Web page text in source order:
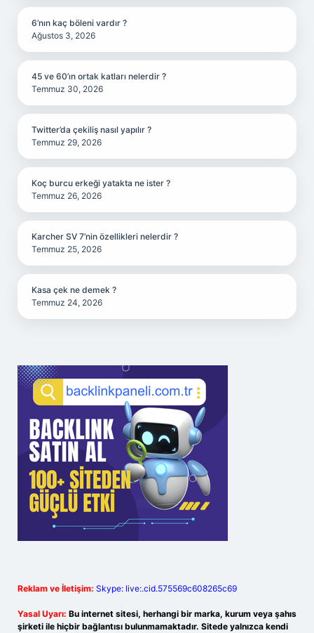
6’nın kaç böleni vardır ?
Ağustos 3, 2026
45 ve 60’ın ortak katları nelerdir ?
Temmuz 30, 2026
Twitter’da çekiliş nasıl yapılır ?
Temmuz 29, 2026
Koç burcu erkeği yatakta ne ister ?
Temmuz 26, 2026
Karcher SV 7’nin özellikleri nelerdir ?
Temmuz 25, 2026
Kasa çek ne demek ?
Temmuz 24, 2026
Reklam ve İletişim: Skype: live:.cid.575569c608265c69
Yasal Uyarı: Bu internet sitesi, herhangi bir marka, kurum veya şahıs
şirketi ile hiçbir bağlantısı bulunmamaktadır. Sitede yalnızca kendi